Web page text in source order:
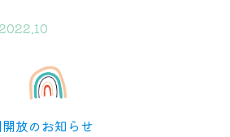
放のお知らせ